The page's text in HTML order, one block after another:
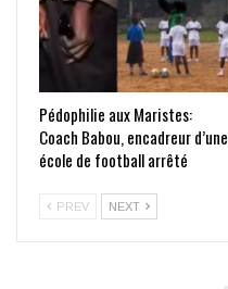
Pédophilie aux Maristes:
Coach Babou, encadreur d’une
école de football arrêté
PREV NEXT